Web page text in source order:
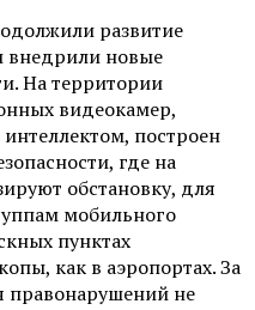
развитие
внедрили новые
На территории
видеокамер,
построен
где на
обстановку, для
мобильного
пунктах
как в аэропортах. За
правонарушений не